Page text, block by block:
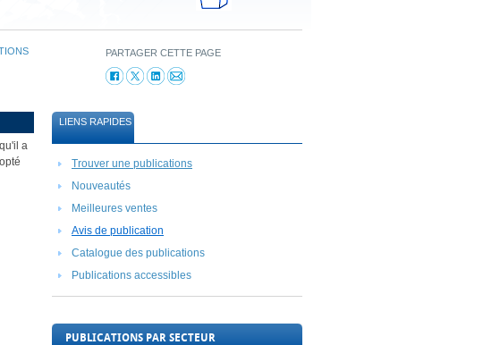
PARTAGER CETTE PAGE
a
LIENS RAPIDES
Trouver une publications
Nouveautés
Meilleures ventes
Avis de publication
Catalogue des publications
Publications accessibles
PUBLICATIONS PAR SECTEUR